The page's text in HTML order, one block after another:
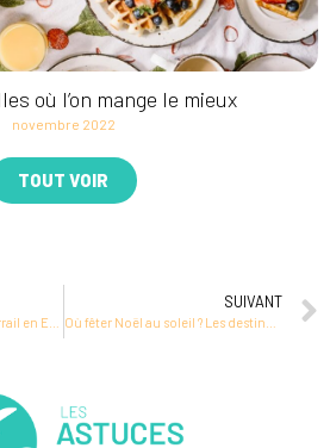
où l’on mange le mieux
novembre 2022
TOUT VOIR
SUIVANT